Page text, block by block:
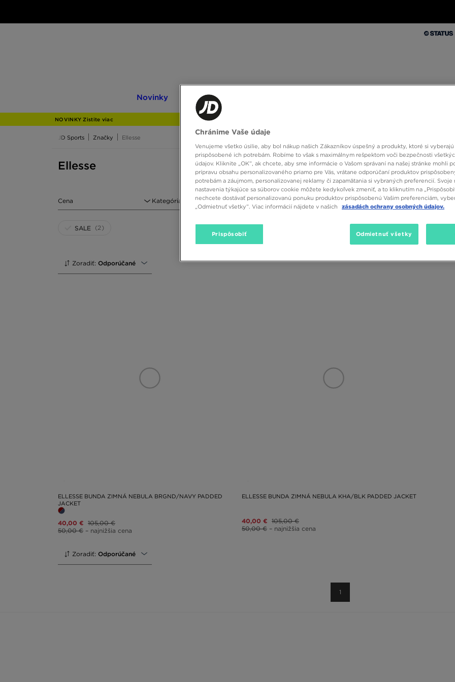
Novinky
JD
Only at JD
NOVINKY Zistite viac
JD Sports Značky Ellesse
Ellesse
Cena Kategória Pohlavie Veľkosť Farba
SALE (2)
Zoradiť: Odporúčané
ELLESSE BUNDA ZIMNÁ NEBULA BRGND/NAVY PADDED
JACKET
40,00 € 105,00 €
50,00 € – najnižšia cena
ELLESSE BUNDA ZIMNÁ NEBULA KHA/BLK PADDED JACKET
40,00 € 105,00 €
50,00 € – najnižšia cena
Zoradiť: Odporúčané
1
Chránime Vaše údaje
Venujeme všetko úsilie, aby bol nákup našich Zákazníkov úspešný a produkty, ktoré si vyberajú
prispôsobené ich potrebám. Robíme to však s maximálnym rešpektom voči bezpečnosti
údajov. Kliknite „OK”, ak chcete, aby sme informácie o Vašom správaní na našej stránke mohli
prípravu obsahu personalizovaného priamo pre Vás, vrátane odporúčaní produktov
potrebám a záujmom, personalizovanej reklamy či zapamätania si vybraných preferencií. Svoje
nastavenia týkajúce sa súborov cookie môžete kedykoľvek zmeniť, a to kliknutím na
nechcete dostávať personalizovanú ponuku produktov prispôsobenú Vašim preferenciám,
„Odmietnuť všetky”. Viac informácií nájdete v našich
zásadách ochrany osobných údajov.
Prispôsobiť Odmietnuť všetky